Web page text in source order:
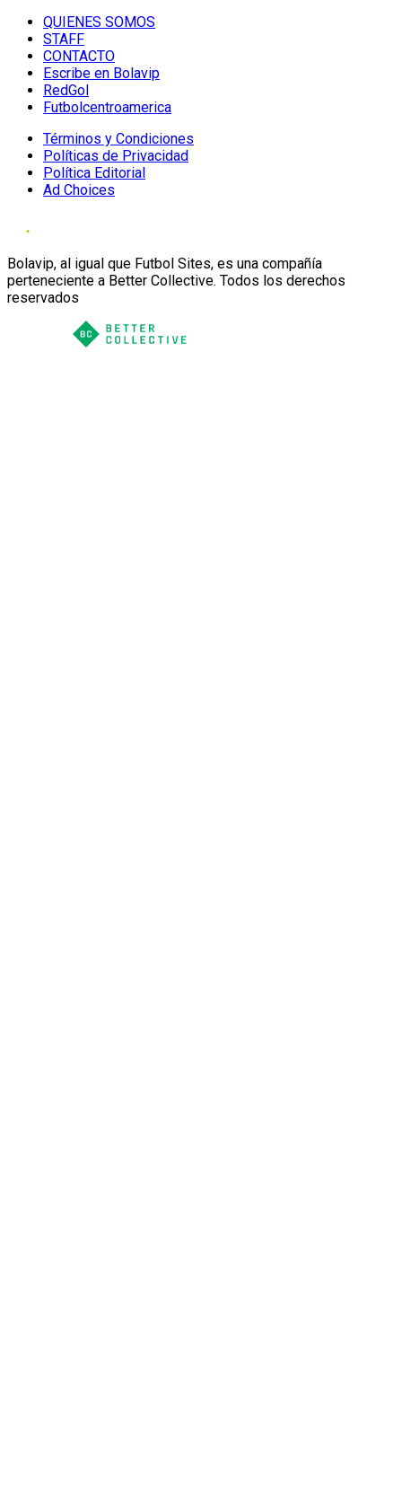
QUIENES SOMOS
STAFF
CONTACTO
Escribe en Bolavip
RedGol
Futbolcentroamerica
Términos y Condiciones
Políticas de Privacidad
Política Editorial
Ad Choices
Bolavip, al igual que Futbol Sites, es una compañía
perteneciente a Better Collective. Todos los derechos
reservados